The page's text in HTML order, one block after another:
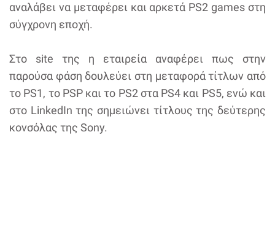
αναλάβει να μεταφέρει και αρκετά PS2 games στη
σύγχρονη εποχή.
Στο site της η εταιρεία αναφέρει πως στην
παρούσα φάση δουλεύει στη μεταφορά τίτλων από
το PS1, το PSP και το PS2 στα PS4 και PS5, ενώ και
στο LinkedIn της σημειώνει τίτλους της δεύτερης
κονσόλας της Sony.